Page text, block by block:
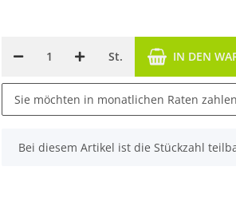
St. IN DEN
Sie möchten in monatlichen Raten
x
Bei diesem Artikel ist die Stückzahl